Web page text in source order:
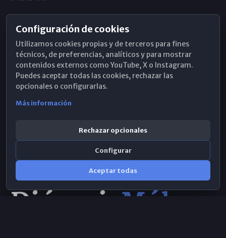
Horarios de Misa
Hemeroteca
WhatsApp
Configuración de cookies
Utilizamos cookies propias y de terceros para fines
técnicos, de preferencias, analíticos y para mostrar
contenidos externos como YouTube, X o Instagram.
Puedes aceptar todas las cookies, rechazar las
opcionales o configurarlas.
Más información
Rechazar opcionales
Configurar
Aceptar todas